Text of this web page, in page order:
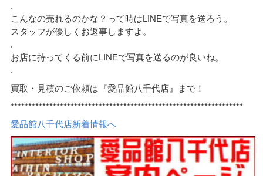
.
こんなの売れるのかな？って時はLINEで写真を送ろう。
スタッフが優しくお返事しますよ。
.
お店に持ってくる前にLINEで写真を送るのが良いね。
.
買取・見積のご依頼は『愛品館八千代店』まで！
******************************************************************
愛品館八千代店新着情報へ